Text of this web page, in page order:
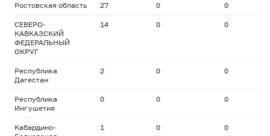
Ростовская область 27 0 0
СЕВЕРО-
КАВКАЗСКИЙ
ФЕДЕРАЛЬНЫЙ
ОКРУГ
14 0 0
Республика
Дагестан
2 0 0
Республика
Ингушетия
0 0 0
Кабардино-
1 0 0